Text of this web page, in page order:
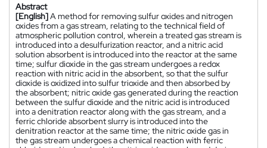
Abstract
[English]A method for removing sulfur oxides and nitrogen
oxides from a gas stream, relating to the technical field of
atmospheric pollution control, wherein a treated gas stream is
introduced into a desulfurization reactor, and a nitric acid
solution absorbent is introduced into the reactor at the same
time; sulfur dioxide in the gas stream undergoes a redox
reaction with nitric acid in the absorbent, so that the sulfur
dioxide is oxidized into sulfur trioxide and then absorbed by
the absorbent; nitric oxide gas generated during the reaction
between the sulfur dioxide and the nitric acid is introduced
into a denitration reactor along with the gas stream, and a
ferric chloride absorbent slurry is introduced into the
denitration reactor at the same time; the nitric oxide gas in
the gas stream undergoes a chemical reaction with ferric